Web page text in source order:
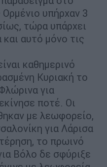
υπήρχαν 3
τώρα υπάρχει
αυτό μόνο τις
καθημερινό
Κυριακή το
για
ποτέ. Οι
με λεωφορείο,
για Λάρισα
το πρωινό
Βόλο δε σφύριξε